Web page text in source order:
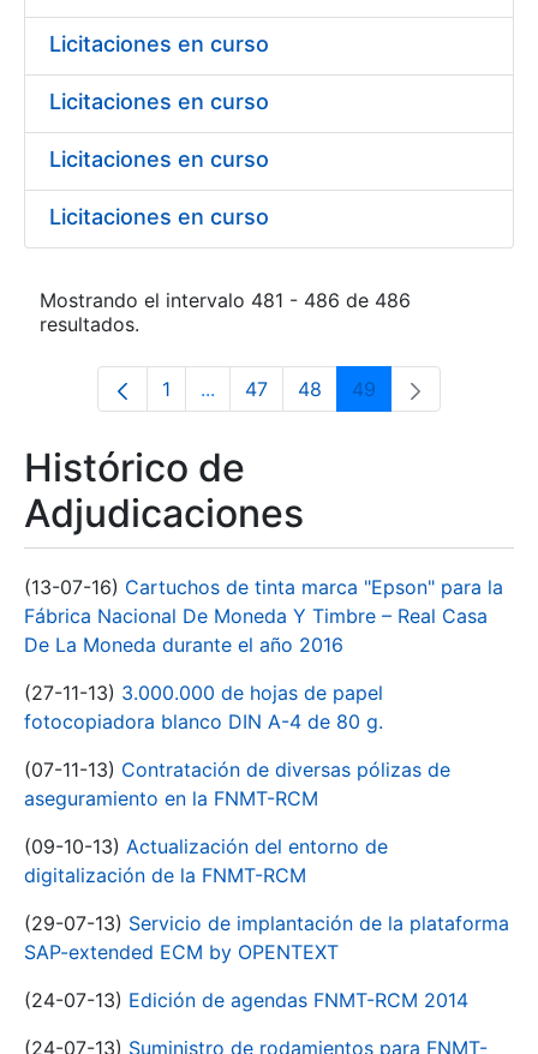
Licitaciones en curso
Licitaciones en curso
Licitaciones en curso
Licitaciones en curso
Mostrando el intervalo 481 - 486 de 486
resultados.
Página
1 ...Páginas intermedias Use TAB para
Página
47 Página
48 Página
49
Histórico de
Adjudicaciones
(13-07-16) Cartuchos de tinta marca "Epson" para la
Fábrica Nacional De Moneda Y Timbre – Real Casa
De La Moneda durante el año 2016
(27-11-13) 3.000.000 de hojas de papel
fotocopiadora blanco DIN A-4 de 80 g.
(07-11-13) Contratación de diversas pólizas de
aseguramiento en la FNMT-RCM
(09-10-13) Actualización del entorno de
digitalización de la FNMT-RCM
(29-07-13) Servicio de implantación de la plataforma
SAP-extended ECM by OPENTEXT
(24-07-13) Edición de agendas FNMT-RCM 2014
(24-07-13) Suministro de rodamientos para FNMT-